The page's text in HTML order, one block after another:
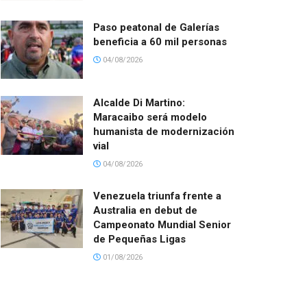
Paso peatonal de Galerías
beneficia a 60 mil personas
04/08/2026
Alcalde Di Martino:
Maracaibo será modelo
humanista de modernización
vial
04/08/2026
Venezuela triunfa frente a
Australia en debut de
Campeonato Mundial Senior
de Pequeñas Ligas
01/08/2026